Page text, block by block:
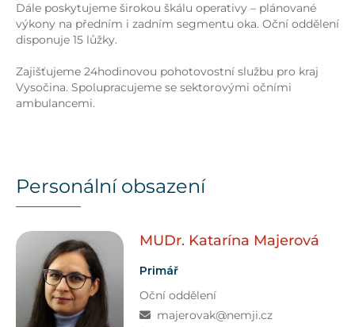
Dále poskytujeme širokou škálu operativy – plánované
výkony na předním i zadním segmentu oka. Oční oddělení
disponuje 15 lůžky.
Zajišťujeme 24hodinovou pohotovostní službu pro kraj
Vysočina. Spolupracujeme se sektorovými očními
ambulancemi.
Personální obsazení
MUDr. Katarína Majerová
Primář
Oční oddělení
majerovak@nemji.cz